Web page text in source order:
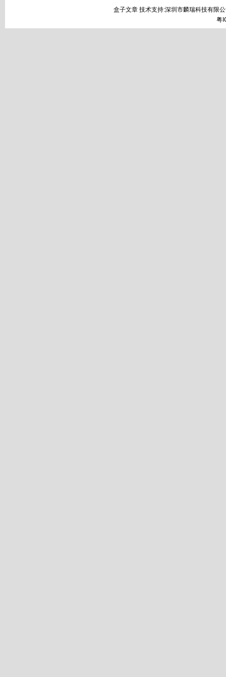
盒子文章 技术支持:深圳市麟瑞科技有限
粤